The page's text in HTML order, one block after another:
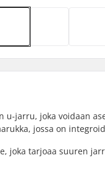
u-jarru, joka voidaan
jossa on
joka tarjoaa suuren